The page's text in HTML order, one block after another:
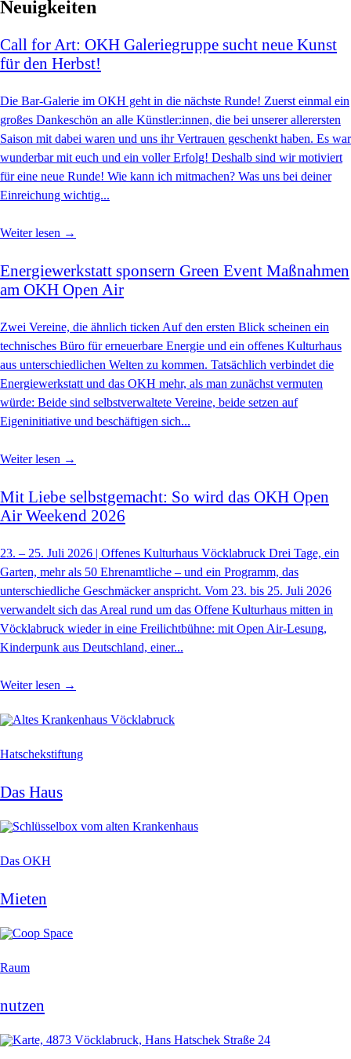
Neuigkeiten
Call for Art: OKH Galeriegruppe sucht neue Kunst
für den Herbst!
Die Bar-Galerie im OKH geht in die nächste Runde! Zuerst einmal ein
großes Dankeschön an alle Künstler:innen, die bei unserer allerersten
Saison mit dabei waren und uns ihr Vertrauen geschenkt haben. Es war
wunderbar mit euch und ein voller Erfolg! Deshalb sind wir motiviert
für eine neue Runde! Wie kann ich mitmachen? Was uns bei deiner
Einreichung wichtig...
Weiter lesen →
Energiewerkstatt sponsern Green Event Maßnahmen
am OKH Open Air
Zwei Vereine, die ähnlich ticken Auf den ersten Blick scheinen ein
technisches Büro für erneuerbare Energie und ein offenes Kulturhaus
aus unterschiedlichen Welten zu kommen. Tatsächlich verbindet die
Energiewerkstatt und das OKH mehr, als man zunächst vermuten
würde: Beide sind selbstverwaltete Vereine, beide setzen auf
Eigeninitiative und beschäftigen sich...
Weiter lesen →
Mit Liebe selbstgemacht: So wird das OKH Open
Air Weekend 2026
23. – 25. Juli 2026 | Offenes Kulturhaus Vöcklabruck Drei Tage, ein
Garten, mehr als 50 Ehrenamtliche – und ein Programm, das
unterschiedliche Geschmäcker anspricht. Vom 23. bis 25. Juli 2026
verwandelt sich das Areal rund um das Offene Kulturhaus mitten in
Vöcklabruck wieder in eine Freilichtbühne: mit Open Air-Lesung,
Kinderpunk aus Deutschland, einer...
Weiter lesen →
Hatschekstiftung
Das Haus
Das OKH
Mieten
Raum
nutzen